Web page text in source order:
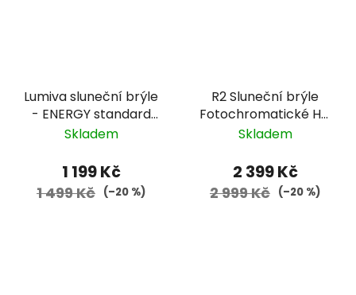
Lumiva sluneční brýle
- ENERGY standard
01011 - černá, modré
Skladem
1 199 Kč
1 499 Kč (–20 %)
R2 Sluneční brýle
Fotochromatické HD
FLUKE - černá
Skladem
2 399 Kč
2 999 Kč (–20 %)